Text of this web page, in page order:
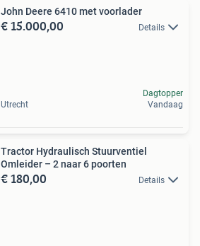
John Deere 6410 met voorlader
€ 15.000,00 Details
Utrecht
Dagtopper
Vandaag
Tractor Hydraulisch Stuurventiel
Omleider – 2 naar 6 poorten
€ 180,00 Details